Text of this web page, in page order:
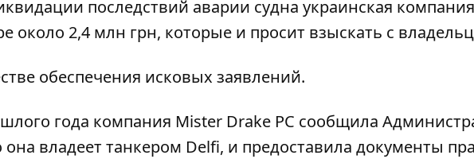
последствий аварии судна украинская компания
около 2,4 млн грн, которые и просит взыскать с
обеспечения исковых заявлений.
года компания Mister Drake PC сообщила
она владеет танкером Delfi, и предоставила документы